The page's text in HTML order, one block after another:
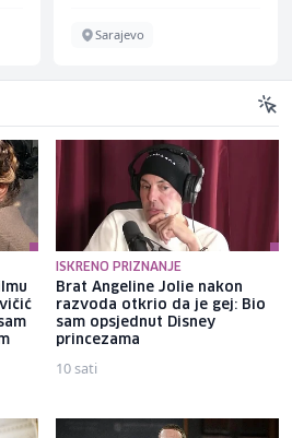
Sarajevo
ISKRENO PRIZNANJE
Brat Angeline Jolie nakon
razvoda otkrio da je gej: Bio
sam opsjednut Disney
princezama
10 sati